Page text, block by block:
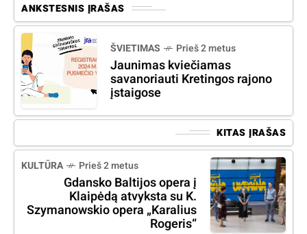
ANKSTESNIS ĮRAŠAS
ŠVIETIMAS Prieš 2 metus
Jaunimas kviečiamas
savanoriauti Kretingos rajono
įstaigose
KITAS ĮRAŠAS
KULTŪRA Prieš 2 metus
Gdansko Baltijos opera į
Klaipėdą atvyksta su K.
Szymanowskio opera „Karalius
Rogeris“